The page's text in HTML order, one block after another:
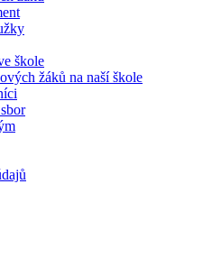
škole
žáků na naší škole